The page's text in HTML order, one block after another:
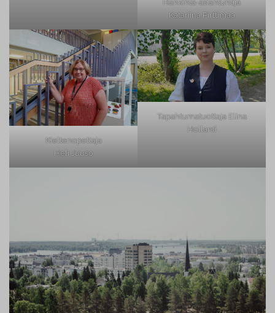
Hankinta-asiantuntija
Katariina Pirttimaa
Kieltenopettaja
Heli Juuso
Tapahtumatuottaja Elina
Hollanti